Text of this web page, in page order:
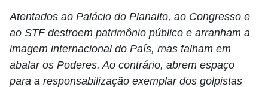
Atentados ao Palácio do Planalto, ao Congresso e
ao STF destroem patrimônio público e arranham a
imagem internacional do País, mas falham em
abalar os Poderes. Ao contrário, abrem espaço
para a responsabilização exemplar dos golpistas